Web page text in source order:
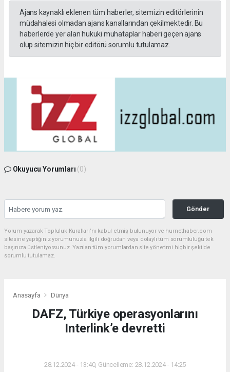
Ajans kaynaklı eklenen tüm haberler, sitemizin editörlerinin
müdahalesi olmadan ajans kanallarından çekilmektedir. Bu
haberlerde yer alan hukuki muhataplar haberi geçen ajans
olup sitemizin hiç bir editörü sorumlu tutulamaz.
Okuyucu Yorumları (0)
Gönder
Yorum yazarak Topluluk Kuralları’nı kabul etmiş bulunuyor ve hurnethaber.com
sitesine yaptığınız yorumunuzla ilgili doğrudan veya dolaylı tüm sorumluluğu tek
başınıza üstleniyorsunuz. Yazılan tüm yorumlardan site yönetimi hiçbir şekilde
sorumlu tutulamaz.
Anasayfa Dünya
DAFZ, Türkiye operasyonlarını
Interlink’e devretti
28.12.2024 - 13:40, Güncelleme: 28.12.2024 - 14:25